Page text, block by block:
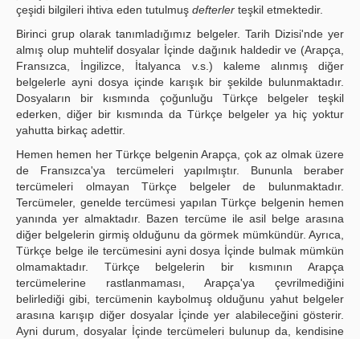
çeşidi bilgileri ihtiva eden tutulmuş defterler teşkil etmektedir.
Birinci grup olarak tanımladığımız belgeler. Tarih Dizisi'nde yer
almış olup muhtelif dosyalar İçinde dağınık haldedir ve (Arapça,
Fransızca, İngilizce, İtalyanca v.s.) kaleme alınmış diğer
belgelerle ayni dosya içinde karışık bir şekilde bulunmaktadır.
Dosyaların bir kısmında çoğunluğu Türkçe belgeler teşkil
ederken, diğer bir kısmında da Türkçe belgeler ya hiç yoktur
yahutta birkaç adettir.
Hemen hemen her Türkçe belgenin Arapça, çok az olmak üzere
de Fransızca'ya tercümeleri yapılmıştır. Bununla beraber
tercümeleri olmayan Türkçe belgeler de bulunmaktadır.
Tercümeler, genelde tercümesi yapılan Türkçe belgenin hemen
yanında yer almaktadır. Bazen tercüme ile asil belge arasına
diğer belgelerin girmiş olduğunu da görmek mümkündür. Ayrıca,
Türkçe belge ile tercümesini ayni dosya İçinde bulmak mümkün
olmamaktadır. Türkçe belgelerin bir kısmının Arapça
tercümelerine rastlanmaması, Arapça'ya çevrilmediğini
belirlediği gibi, tercümenin kaybolmuş olduğunu yahut belgeler
arasına karışıp diğer dosyalar İçinde yer alabileceğini gösterir.
Ayni durum, dosyalar İçinde tercümeleri bulunup da, kendisine